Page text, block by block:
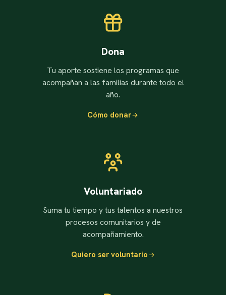
Dona
Tu aporte sostiene los programas que
acompañan a las familias durante todo el
año.
Cómo donar
Voluntariado
Suma tu tiempo y tus talentos a nuestros
procesos comunitarios y de
acompañamiento.
Quiero ser voluntario